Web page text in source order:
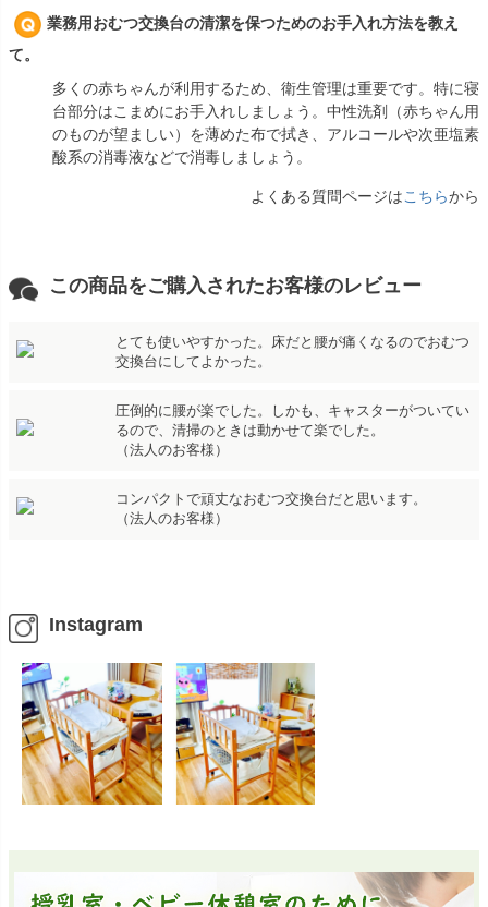
業務用おむつ交換台の清潔を保つためのお手入れ方法を教え
て。
多くの赤ちゃんが利用するため、衛生管理は重要です。特に寝
台部分はこまめにお手入れしましょう。中性洗剤（赤ちゃん用
のものが望ましい）を薄めた布で拭き、アルコールや次亜塩素
酸系の消毒液などで消毒しましょう。
よくある質問ページはこちらから
この商品をご購入されたお客様のレビュー
とても使いやすかった。床だと腰が痛くなるのでおむつ
交換台にしてよかった。
圧倒的に腰が楽でした。しかも、キャスターがついてい
るので、清掃のときは動かせて楽でした。
（法人のお客様）
コンパクトで頑丈なおむつ交換台だと思います。
（法人のお客様）
Instagram